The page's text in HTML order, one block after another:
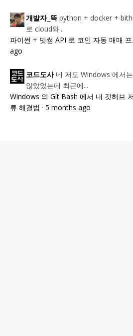
개발자_뜩 python + docker +
로 cloud와...
파이썬 + 빗썸 API 로 코인 자동 매매
ago
코드도사 네 저도 Windows 에서
않았었는데 최근에...
Windows 의 Git Bash 에서 내 깃허브
류 해결법 · 5 months ago